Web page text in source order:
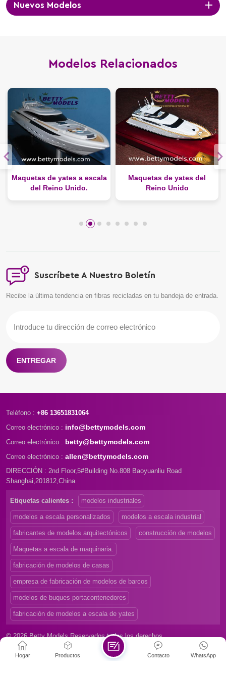
Nuevos Modelos
Modelos Relacionados
Maquetas de yates a escala
del Reino Unido.
Maquetas de yates del
Reino Unido
Suscríbete A Nuestro Boletín
Recibe la última tendencia en fibras recicladas en tu bandeja de entrada.
ENTREGAR
Teléfono : +86 13651831064
Correo electrónico : info@bettymodels.com
Correo electrónico : betty@bettymodels.com
Correo electrónico : allen@bettymodels.com
DIRECCIÓN : 2nd Floor,5#Building No.808 Baoyuanliu Road
Shanghai,201812,China
Etiquetas calientes : modelos industriales
modelos a escala personalizados modelos a escala industrial
fabricantes de modelos arquitectónicos construcción de modelos
Maquetas a escala de maquinaria.
fabricación de modelos de casas
empresa de fabricación de modelos de barcos
modelos de buques portacontenedores
fabricación de modelos a escala de yates
© 2026 Betty Models Reservados todos los derechos
Mapa del sitio
Xml | Privacy Policy |
Hogar Productos WhatsApp
Contacto